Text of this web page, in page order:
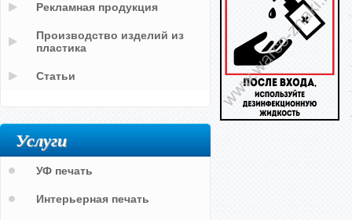
Рекламная продукция
Производство изделий из
пластика
Статьи
Услуги
УФ печать
Интерьерная печать